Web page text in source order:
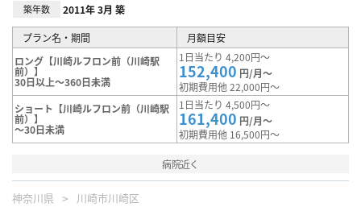
築年数 2011年 3月 築
プラン名・期間
月額目安
ロング【川崎ルフロン前（川崎駅
前）】
30日以上～360日未満
1日当たり 4,200円～
152,400 円/月～
初期費用他 22,000円～
ショート【川崎ルフロン前（川崎駅
前）】
～30日未満
1日当たり 4,500円～
161,400 円/月～
初期費用他 16,500円～
病院近く
神奈川県 川崎市川崎区